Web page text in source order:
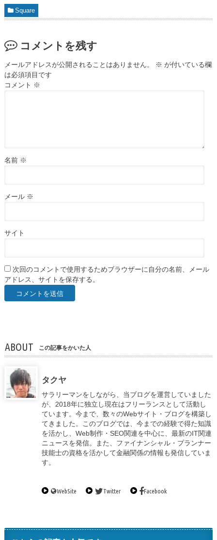
Square
コメントを残す
メールアドレスが公開されることはありません。 ※ が付いている欄
は必須項目です
コメント ※
名前 ※
メール ※
サイト
次回のコメントで使用するためブラウザーに自分の名前、メール
アドレス、サイトを保存する。
ABOUT この記事をかいた人
タクヤ
サラリーマンをしながら、当ブログを運営していました
が、2018年に独立し現在はフリーランスとして活動し
ています。今まで、数々のWebサイト・ブログを構築し
てきました。このブログでは、今までの経験で得た知識
を活かし、Web制作・SEO関連を中心に、最新のIT関連
ニュースを発信。また、ファイナンシャル・プランナー
技能士の資格を活かして金融関係の情報も発信していま
す。
WebSite Twitter Facebook